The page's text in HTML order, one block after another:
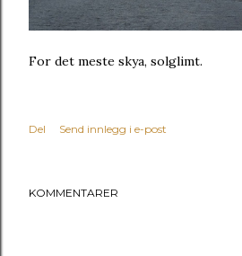
For det meste skya, solglimt.
Del Send innlegg i e-post
KOMMENTARER